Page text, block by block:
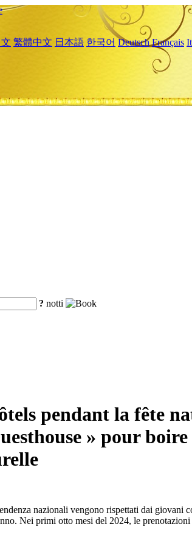
繁體中文 日本語 한국어 Deutsch Français
? notti
pendant la fête
» pour
nazionali vengono rispettati dai
Nei primi otto mesi del 2024, le